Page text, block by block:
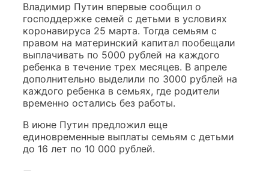
Владимир Путин впервые сообщил о
господдержке семей с детьми в условиях
коронавируса 25 марта. Тогда семьям с
правом на материнский капитал пообещали
выплачивать по 5000 рублей на каждого
ребенка в течение трех месяцев. В апреле
дополнительно выделили по 3000 рублей на
каждого ребенка в семьях, где родители
временно остались без работы.
В июне Путин предложил еще
единовременные выплаты семьям с детьми
до 16 лет по 10 000 рублей.